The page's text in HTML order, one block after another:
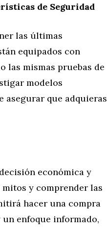
de Seguridad
las últimas
equipados con
las mismas pruebas de
modelos
asegurar que adquieras
económica y
y comprender las
hacer una compra
enfoque informado,